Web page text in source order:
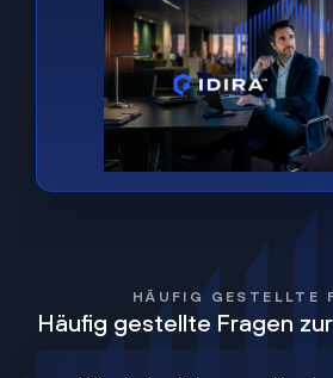
HÄUFIG GESTELLTE
Häufig gestellte Fragen